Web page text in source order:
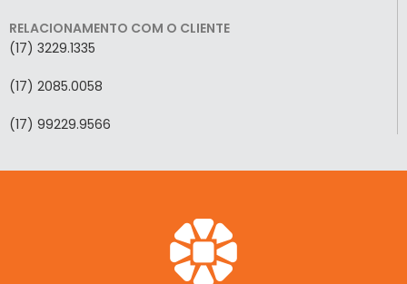
RELACIONAMENTO COM O CLIENTE
(17) 3229.1335
(17) 2085.0058
(17) 99229.9566